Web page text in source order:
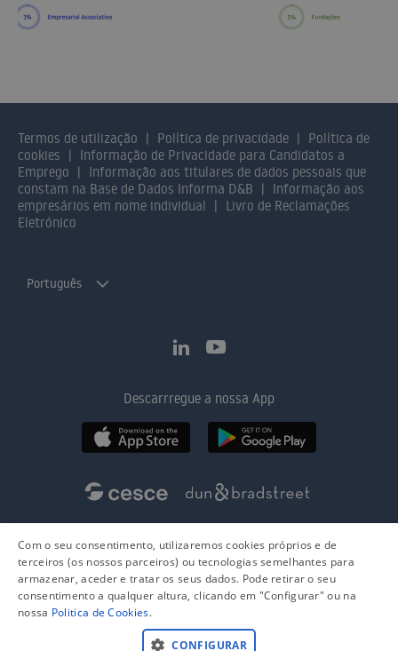
Termos de utilização Política de privacidade
Política de
cookies
Informação de Privacidade para Candidatos a
Emprego
Informação aos titulares de dados pessoais que
constam na Base de Dados Informa D&B
Informação aos
empresários em nome individual
Livro de Reclamações
Eletrónico
Português
Descarrregue a nossa App
Com o seu consentimento, utilizaremos cookies próprios e de
terceiros (os nossos parceiros) ou tecnologias semelhantes para
armazenar, aceder e tratar os seus dados. Pode retirar o seu
consentimento a qualquer altura, clicando em "Configurar" ou na
nossa Politica de Cookies.
CONFIGURAR